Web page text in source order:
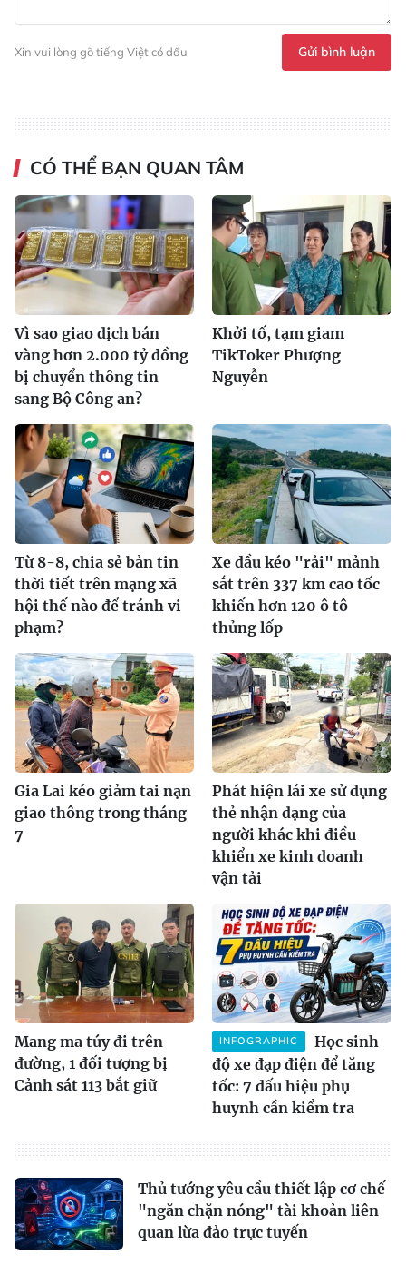
Xin vui lòng gõ tiếng Việt có dấu Gửi bình luận
CÓ THỂ BẠN QUAN TÂM
Vì sao giao dịch bán
vàng hơn 2.000 tỷ đồng
bị chuyển thông tin
sang Bộ Công an?
Khởi tố, tạm giam
TikToker Phượng
Nguyễn
Từ 8-8, chia sẻ bản tin
thời tiết trên mạng xã
hội thế nào để tránh vi
phạm?
Xe đầu kéo "rải" mảnh
sắt trên 337 km cao tốc
khiến hơn 120 ô tô
thủng lốp
Gia Lai kéo giảm tai nạn
giao thông trong tháng
7
Phát hiện lái xe sử dụng
thẻ nhận dạng của
người khác khi điều
khiển xe kinh doanh
vận tải
Mang ma túy đi trên
đường, 1 đối tượng bị
Cảnh sát 113 bắt giữ
INFOGRAPHIC
Học sinh
độ xe đạp điện để tăng
tốc: 7 dấu hiệu phụ
huynh cần kiểm tra
Thủ tướng yêu cầu thiết lập cơ chế
"ngăn chặn nóng" tài khoản liên
quan lừa đảo trực tuyến